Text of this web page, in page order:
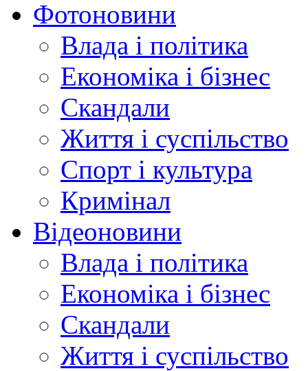
Фотоновини
Влада і політика
Економіка і бізнес
Скандали
Життя і суспільство
Спорт і культура
Кримінал
Відеоновини
Влада і політика
Економіка і бізнес
Скандали
Життя і суспільство